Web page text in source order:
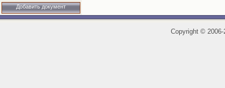
Добавить документ
Copyright ©